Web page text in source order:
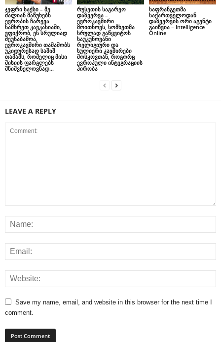
ჯეფრი საქსი – მე
ძალიან მაწუხებს
ევროპის ჩარევა
სამხრეთ კავკასიაში,
ვფიქრობ, ეს სრულიად
შეუსაბამოა,
ევროკავშირი თამაშობს
უკიდურესად საშიშ
თამაშს, რომელიც მისი
მისიის ფარგლებს
მნიშვნელოვნად...
რუსეთის საგარეო
დაზვერვა –
ევროკავშირი
მოითხოვს, სომხეთმა
სრულად გაწყვიტოს
საუკუნოვანი
რელიგიური და
სულიერი კავშირები
მოსკოვთან, როგორც
ევროპული ინტეგრაციის
პირობა
საფრანგეთმა
საქართველოდან
დაზვერვის ორი აგენტი
გაიწვია – Intelligence
Online
LEAVE A REPLY
Save my name, email, and website in this browser for the next time I
comment.